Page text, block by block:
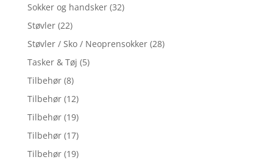
Sokker og handsker (32)
Støvler (22)
Støvler / Sko / Neoprensokker (28)
Tasker & Tøj (5)
Tilbehør (8)
Tilbehør (12)
Tilbehør (19)
Tilbehør (17)
Tilbehør (19)